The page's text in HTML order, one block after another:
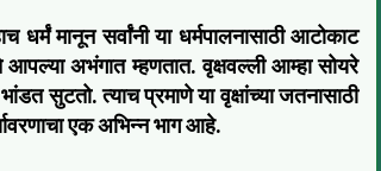
मानून सर्वांनी या धर्मपालनासाठी आटोकाट
अभंगात म्हणतात. वृक्षवल्ली आम्हा सोयरे
सुटतो. त्याच प्रमाणे या वृक्षांच्या जतनासाठी
एक अभिन्न भाग आहे.